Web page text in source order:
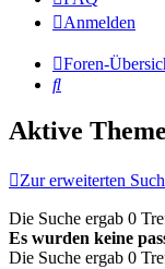
Anmelden
Foren-
Suche
Aktive
Zur erweiterten
Die Suche ergab 0
Es wurden keine
Die Suche ergab 0